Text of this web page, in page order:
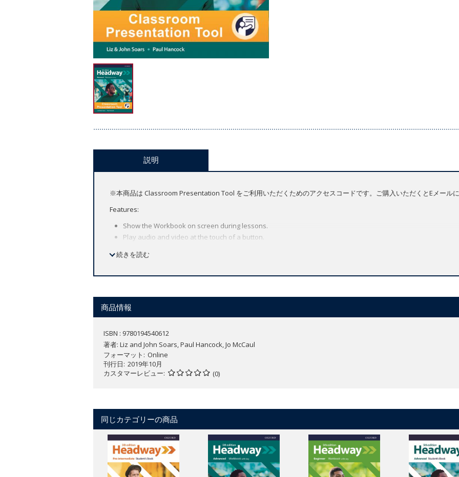
説明
※本商品は Classroom Presentation Tool をご利用いただくためのアクセスコードです。ご購入いただくとEメールに
Features:
Show the Workbook on screen during lessons.
Play audio and video at the touch of a button.
Look-up words on-screen with the integrated dictionary.
Use a range of pen and highlighter tools to annotate the page.
続きを読む
商品情報
ISBN : 9780194540612
著者: Liz and John Soars, Paul Hancock, Jo McCaul
フォーマット
Online
刊行日 2019年10月
カスタマーレビュー
(0)
同じカテゴリーの商品